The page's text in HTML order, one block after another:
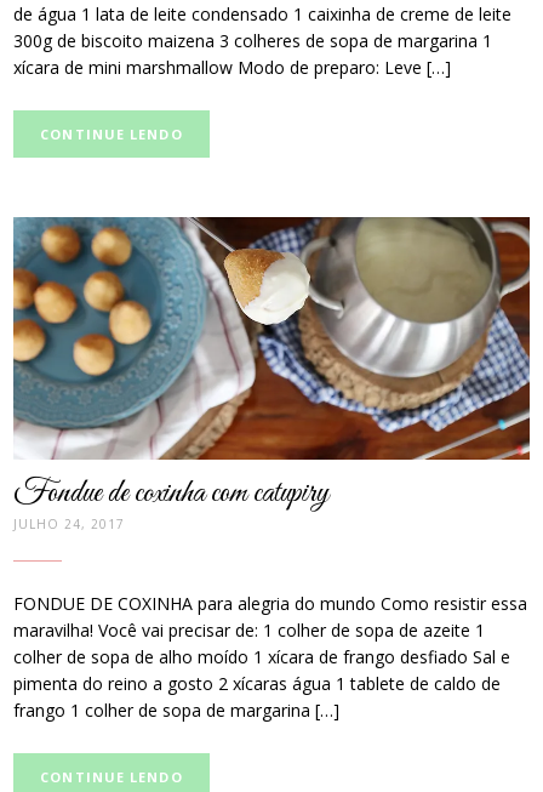
de água 1 lata de leite condensado 1 caixinha de creme de leite
300g de biscoito maizena 3 colheres de sopa de margarina 1
xícara de mini marshmallow Modo de preparo: Leve […]
CONTINUE LENDO
post
thumbnail
Fondue de coxinha com catupiry
JULHO 24, 2017
FONDUE DE COXINHA para alegria do mundo Como resistir essa
maravilha! Você vai precisar de: 1 colher de sopa de azeite 1
colher de sopa de alho moído 1 xícara de frango desfiado Sal e
pimenta do reino a gosto 2 xícaras água 1 tablete de caldo de
frango 1 colher de sopa de margarina […]
CONTINUE LENDO